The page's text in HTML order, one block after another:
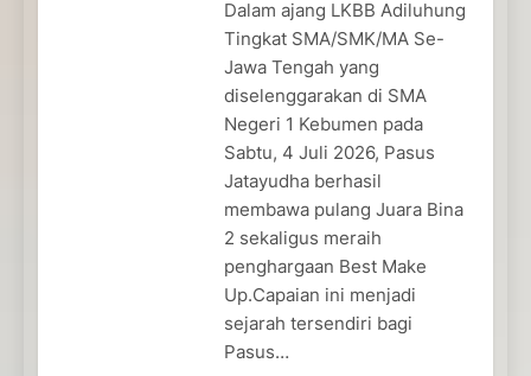
Dalam ajang LKBB Adiluhung
Tingkat SMA/SMK/MA Se-
Jawa Tengah yang
diselenggarakan di SMA
Negeri 1 Kebumen pada
Sabtu, 4 Juli 2026, Pasus
Jatayudha berhasil
membawa pulang Juara Bina
2 sekaligus meraih
penghargaan Best Make
Up.Capaian ini menjadi
sejarah tersendiri bagi
Pasus…